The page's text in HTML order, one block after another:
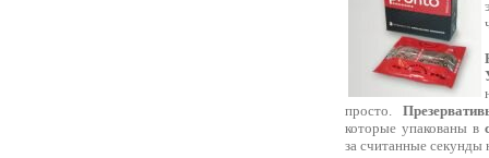
просто.
которые упакованы в
за считанные секунды